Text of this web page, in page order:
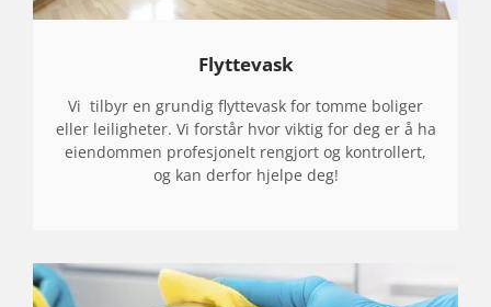
Flyttevask
Vi tilbyr en grundig flyttevask for tomme boliger
eller leiligheter. Vi forstår hvor viktig for deg er å ha
eiendommen profesjonelt rengjort og kontrollert,
og kan derfor hjelpe deg!